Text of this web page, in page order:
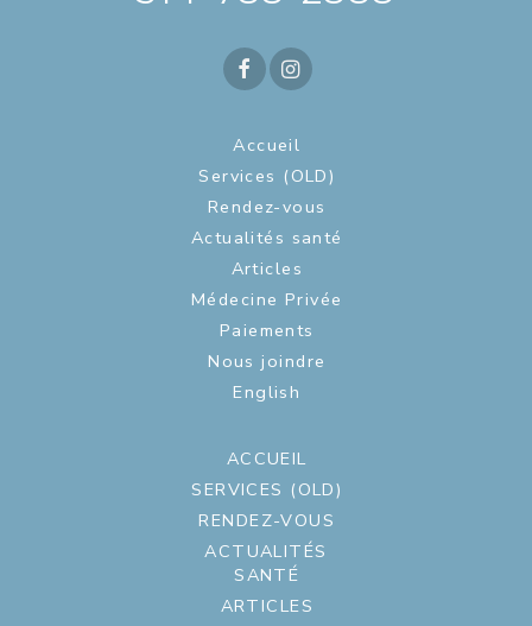
Accueil
Services (OLD)
Rendez-vous
Actualités santé
Articles
Médecine Privée
Paiements
Nous joindre
English
ACCUEIL
SERVICES (OLD)
RENDEZ-VOUS
ACTUALITÉS
SANTÉ
ARTICLES